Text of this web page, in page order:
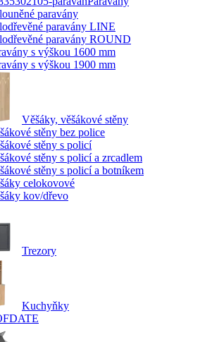
paravány
paravány LINE
paravány ROUND
s výškou 1600 mm
s výškou 1900 mm
Věšáky, věšákové stěny
stěny bez police
stěny s policí
stěny s policí a zrcadlem
stěny s policí a botníkem
celokovové
kov/dřevo
Trezory
Kuchyňky